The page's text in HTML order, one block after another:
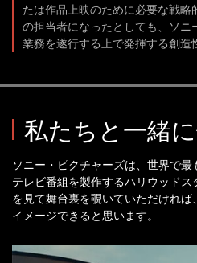
たは作品上映のために必要な戦
の担当者になったとしても、ソニ
業務を遂行する上で発揮する創造
私たちと一緒
ソニー・ピクチャーズは、世界で
テレビ番組を製作するハリウッド
を見て舞台裏を覗いていただけれ
イメージできると思います。